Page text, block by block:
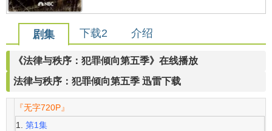
剧集 下载2 介绍
《法律与秩序：犯罪倾向第五季》在线播放
法律与秩序：犯罪倾向第五季 迅雷下载
『无字720P』
第1集